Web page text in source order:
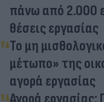
πάνω από 2.000
θέσεις εργασίας
Το μη
μέτωπο» της
αγορά εργασίας
Αγορά